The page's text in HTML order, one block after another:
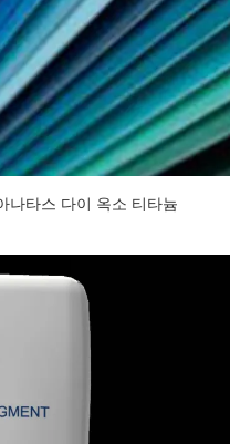
나타스 다이 옥소 티타늄